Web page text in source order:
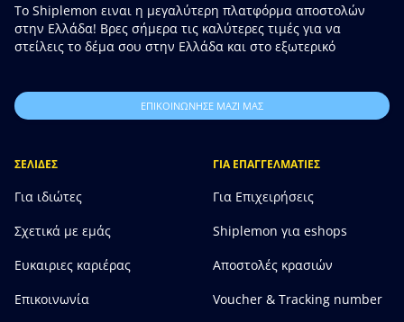
Το Shiplemon ειναι η μεγαλύτερη πλατφόρμα αποστολών
στην Ελλάδα! Βρες σήμερα τις καλύτερες τιμές για να
στείλεις το δέμα σου στην Ελλάδα και στο εξωτερικό
ΕΠΙΚΟΙΝΩΝΗΣΕ ΜΑΖΙ ΜΑΣ
ΣΕΛΙΔΕΣ
Για ιδιώτες
Σχετικά με εμάς
Ευκαιριες καριέρας
Επικοινωνία
ΓΙΑ ΕΠΑΓΓΕΛΜΑΤΙΕΣ
Για Επιχειρήσεις
Shiplemon για eshops
Αποστολές κρασιών
Voucher & Tracking number